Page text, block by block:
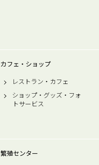
カフェ・ショップ
レストラン・カフェ
ショップ・グッズ・フォ
トサービス
繁殖センター